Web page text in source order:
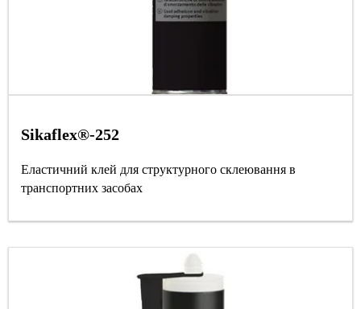
Sikaflex®-252
Еластичний клей для структурного склеювання в
транспортних засобах